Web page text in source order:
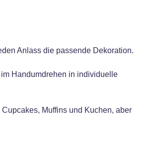
Anlass die passende Dekoration.
Handumdrehen in individuelle
Muffins und Kuchen, aber